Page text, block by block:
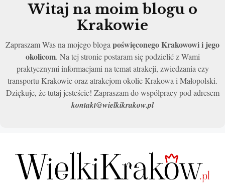
Witaj na moim blogu o
Krakowie
Zapraszam Was na mojego bloga poświęconego Krakowowi i jego
okolicom. Na tej stronie postaram się podzielić z Wami
praktycznymi informacjami na temat atrakcji, zwiedzania czy
transportu Krakowie oraz atrakcjom okolic Krakowa i Małopolski.
Dziękuje, że tutaj jesteście! Zapraszam do współpracy pod adresem
kontakt@wielkikrakow.pl